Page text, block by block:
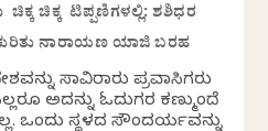
ಚಿಕ್ಕ ಟಿಪ್ಪಣಿಗಳಲ್ಲಿ: ಶಶಿಧರ
ನಾರಾಯಣ ಯಾಜಿ ಬರಹ
ಸಾವಿರಾರು ಪ್ರವಾಸಿಗರು
ಅದನ್ನು ಓದುಗರ ಕಣ್ಮುಂದೆ
ಒಂದು ಸ್ಥಳದ ಸೌಂದರ್ಯವನ್ನು